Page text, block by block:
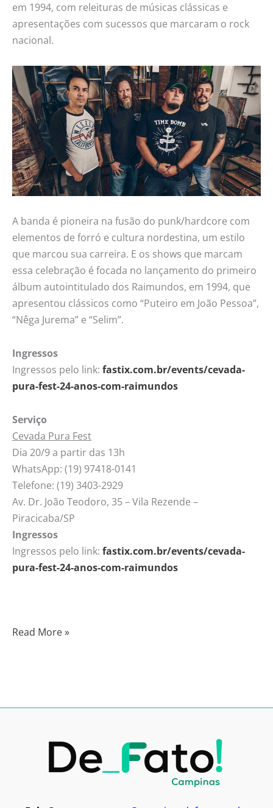
em 1994, com releituras de músicas clássicas e
apresentações com sucessos que marcaram o rock
nacional.
A banda é pioneira na fusão do punk/hardcore com
elementos de forró e cultura nordestina, um estilo
que marcou sua carreira. E os shows que marcam
essa celebração é focada no lançamento do primeiro
álbum autointitulado dos Raimundos, em 1994, que
apresentou clássicos como “Puteiro em João Pessoa”,
“Nêga Jurema” e “Selim”.
Ingressos
Ingressos pelo link: fastix.com.br/events/cevada-
pura-fest-24-anos-com-raimundos
Serviço
Cevada Pura Fest
Dia 20/9 a partir das 13h
WhatsApp: (19) 97418-0141
Telefone: (19) 3403-2929
Av. Dr. João Teodoro, 35 – Vila Rezende –
Piracicaba/SP
Ingressos
Ingressos pelo link: fastix.com.br/events/cevada-
pura-fest-24-anos-com-raimundos
Read More »